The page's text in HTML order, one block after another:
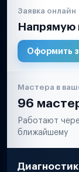
Заявка онлайн
Напрямую
Оформить
Мастера в
96
Работают
ближайшему